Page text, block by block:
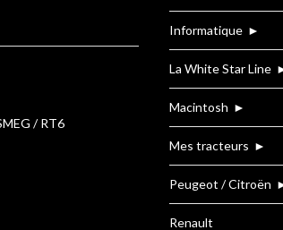
/ RT6
Informatique ►
La White Star Line
Macintosh ►
Mes tracteurs ►
Peugeot / Citroën
Renault